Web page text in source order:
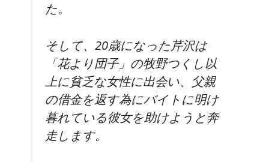
た。
そして、20歳になった芹沢は
「花より団子」の牧野つくし以
上に貧乏な女性に出会い、父親
の借金を返す為にバイトに明け
暮れている彼女を助けようと奔
走します。